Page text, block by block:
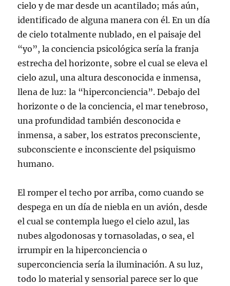
cielo y de mar desde un acantilado; más aún,
identificado de alguna manera con él. En un día
de cielo totalmente nublado, en el paisaje del
“yo”, la conciencia psicológica sería la franja
estrecha del horizonte, sobre el cual se eleva el
cielo azul, una altura desconocida e inmensa,
llena de luz: la “hiperconciencia”. Debajo del
horizonte o de la conciencia, el mar tenebroso,
una profundidad también desconocida e
inmensa, a saber, los estratos preconsciente,
subconsciente e inconsciente del psiquismo
humano.
El romper el techo por arriba, como cuando se
despega en un día de niebla en un avión, desde
el cual se contempla luego el cielo azul, las
nubes algodonosas y tornasoladas, o sea, el
irrumpir en la hiperconciencia o
superconciencia sería la iluminación. A su luz,
todo lo material y sensorial parece ser lo que